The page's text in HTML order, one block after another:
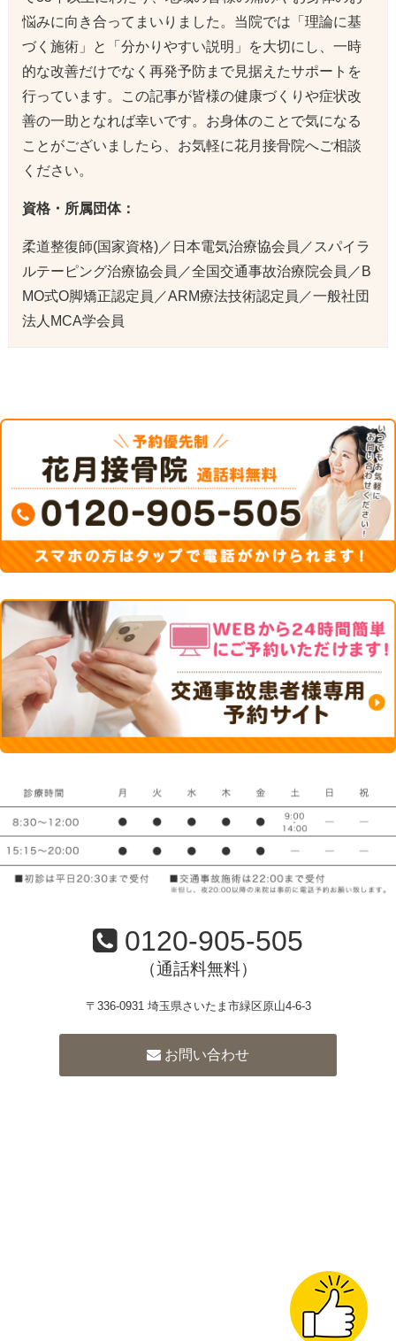
悩みに向き合ってまいりました。当院では「理論に基
づく施術」と「分かりやすい説明」を大切にし、一時
的な改善だけでなく再発予防まで見据えたサポートを
行っています。この記事が皆様の健康づくりや症状改
善の一助となれば幸いです。お身体のことで気になる
ことがございましたら、お気軽に花月接骨院へご相談
ください。
資格・所属団体：
柔道整復師(国家資格)／日本電気治療協会員／スパイラ
ルテーピング治療協会員／全国交通事故治療院会員／B
MO式O脚矯正認定員／ARM療法技術認定員／一般社団
法人MCA学会員
0120-905-505
（通話料無料）
〒336-0931 埼玉県さいたま市緑区原山4-6-3
お問い合わせ